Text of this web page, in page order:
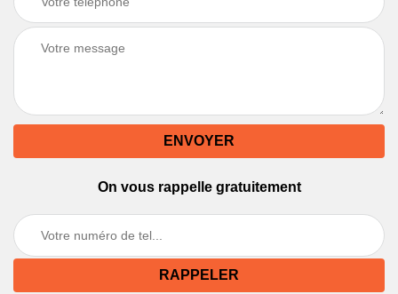
On vous rappelle gratuitement